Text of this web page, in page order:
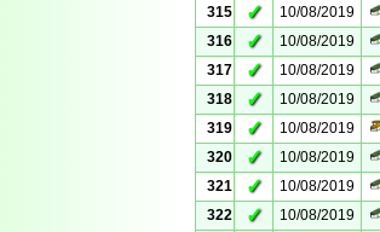
315
✓ 10/08/2019
316
✓ 10/08/2019
317
✓ 10/08/2019
318
✓ 10/08/2019
319
✓ 10/08/2019
320
✓ 10/08/2019
321
✓ 10/08/2019
322
✓ 10/08/2019